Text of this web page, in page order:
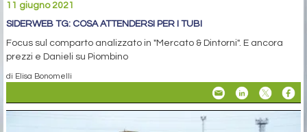
11 giugno 2021
SIDERWEB TG: COSA ATTENDERSI PER I TUBI
Focus sul comparto analizzato in "Mercato & Dintorni". E ancora
prezzi e Danieli su Piombino
di Elisa Bonomelli